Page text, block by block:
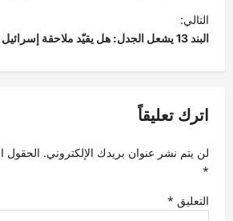
فّ
ح
م
ا
ا
التالي:
البند 13 يشعل الجدل: هل يقيّد ملاحقة إسرائيل دولياً؟
اترك تعليقاً
لن يتم نشر عنوان بريدك الإلكتروني. الحقول
*
التعليق *